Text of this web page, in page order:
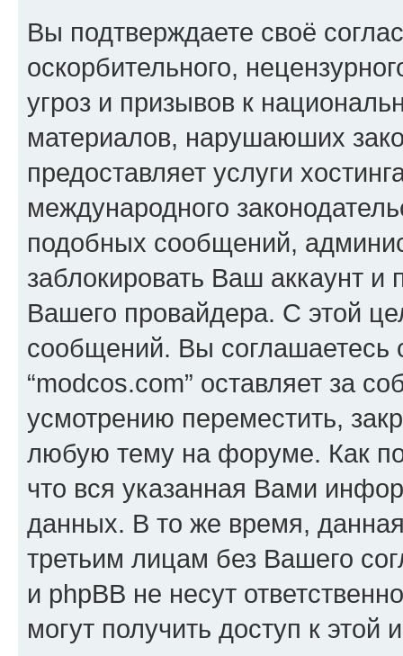
Вы подтверждаете своё
оскорбительного,
угроз и призывов к
материалов, нарушаюших
предоставляет услуги
международного
подобных сообщений,
заблокировать Ваш аккаунт и
Вашего провайдера. С этой
сообщений. Вы соглашаетесь
“modcos.com” оставляет за
усмотрению переместить,
любую тему на форуме. Как
что вся указанная Вами
данных. В то же время,
третьим лицам без Вашего
и phpBB не несут
могут получить доступ к